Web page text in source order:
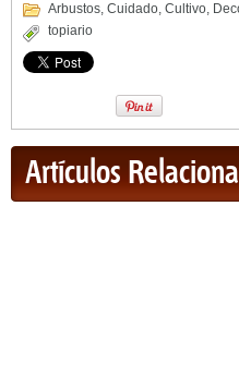
Arbustos, Cuidado, Cultivo,
topiario
Artículos